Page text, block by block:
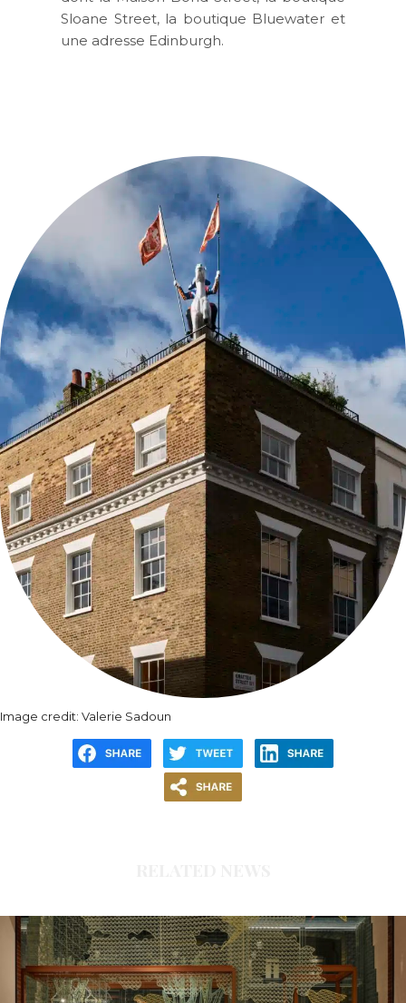
Sloane Street, la boutique Bluewater et
une adresse Edinburgh.
Image credit: Valerie Sadoun